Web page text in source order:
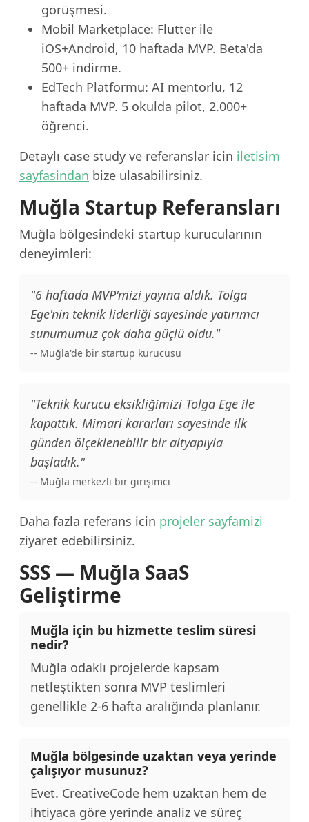
görüşmesi.
Mobil Marketplace: Flutter ile
iOS+Android, 10 haftada MVP. Beta'da
500+ indirme.
EdTech Platformu: AI mentorlu, 12
haftada MVP. 5 okulda pilot, 2.000+
öğrenci.
Detaylı case study ve referanslar icin iletisim
sayfasindan bize ulasabilirsiniz.
Muğla Startup Referansları
Muğla bölgesindeki startup kurucularının
deneyimleri:
"6 haftada MVP'mizi yayına aldık. Tolga
Ege'nin teknik liderliği sayesinde yatırımcı
sunumumuz çok daha güçlü oldu."
-- Muğla'de bir startup kurucusu
"Teknik kurucu eksikliğimizi Tolga Ege ile
kapattık. Mimari kararları sayesinde ilk
günden ölçeklenebilir bir altyapıyla
başladık."
-- Muğla merkezli bir girişimci
Daha fazla referans icin projeler sayfamizi
ziyaret edebilirsiniz.
SSS — Muğla SaaS
Geliştirme
Muğla için bu hizmette teslim süresi
nedir?
Muğla odaklı projelerde kapsam
netleştikten sonra MVP teslimleri
genellikle 2-6 hafta aralığında planlanır.
Muğla bölgesinde uzaktan veya yerinde
çalışıyor musunuz?
Evet. CreativeCode hem uzaktan hem de
ihtiyaca göre yerinde analiz ve süreç